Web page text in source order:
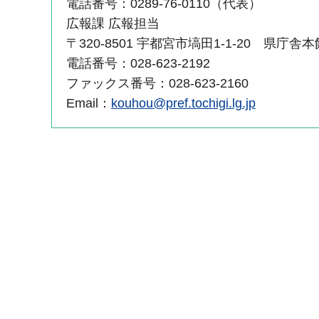
電話番号：0289-76-0110（代表）
広報課 広報担当
〒320-8501 宇都宮市塙田1-1-20 県庁舎本
電話番号：028-623-2192
ファックス番号：028-623-2160
Email： kouhou@pref.tochigi.lg.jp